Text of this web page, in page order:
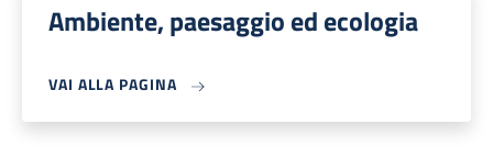
Ambiente, paesaggio ed ecologia
VAI ALLA PAGINA